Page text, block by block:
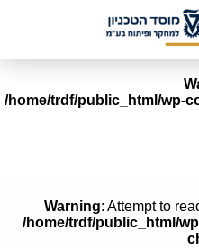
ייצור חומרים
/home/trdf/public_html/wp-
Warning: Attempt to
/home/trdf/public_html/